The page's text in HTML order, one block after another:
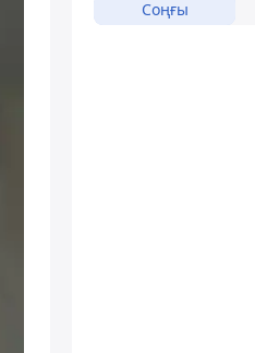
Соңғы